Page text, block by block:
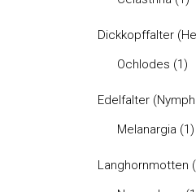
Dickkopffalter
Ochlodes (1)
Edelfalter
Melanargia (1)
Langhornmotten